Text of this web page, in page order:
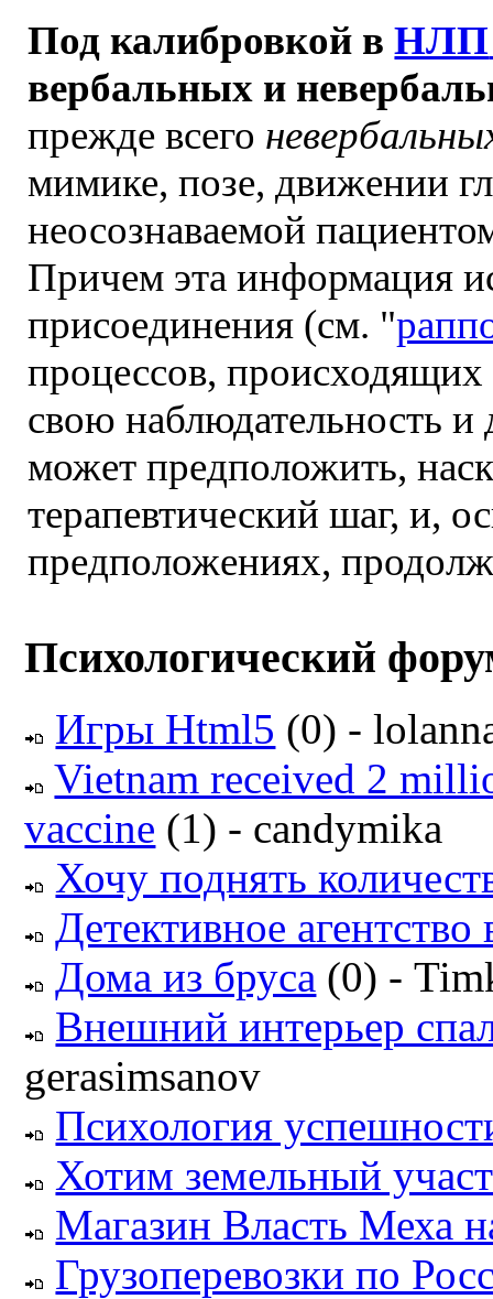
Под калибровкой вНЛП
вербальных и
прежде всего
мимике, позе, движении
неосознаваемой
Причем эта информация
присоединения (см. "
процессов,
свою наблюдательность
может предположить,
терапевтический шаг, и,
предположениях,
Психологический
Игры Html5 (0) -
Vietnam received 2
vaccine (1) - candymika
Хочу поднять
Детективное
Дома из бруса (0) -
Внешний интерьер
gerasimsanov
Психология
Хотим земельный
Магазин Власть Меха
Грузоперевозки по